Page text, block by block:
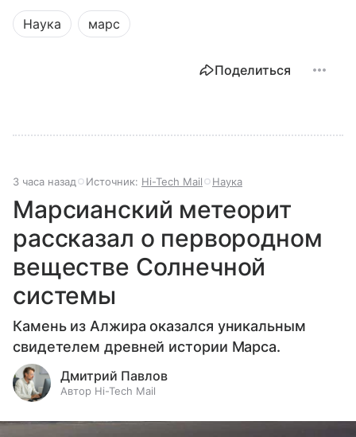
Наука марс
Поделиться
3 часа назад Источник: Hi-Tech Mail Наука
Марсианский метеорит
рассказал о первородном
веществе Солнечной
системы
Камень из Алжира оказался уникальным
свидетелем древней истории Марса.
Дмитрий Павлов
Автор Hi-Tech Mail